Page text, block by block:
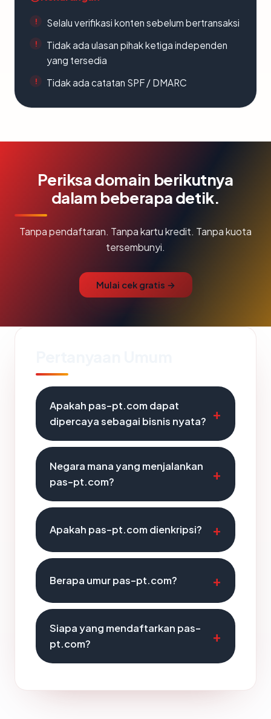
Selalu verifikasi konten sebelum bertransaksi
Tidak ada ulasan pihak ketiga independen
yang tersedia
Tidak ada catatan SPF / DMARC
Periksa domain berikutnya
dalam beberapa detik.
Tanpa pendaftaran. Tanpa kartu kredit. Tanpa kuota
tersembunyi.
Mulai cek gratis →
Apakah pas-pt.com dapat
dipercaya sebagai bisnis nyata?
Negara mana yang menjalankan
pas-pt.com?
Apakah pas-pt.com dienkripsi?
Berapa umur pas-pt.com?
Siapa yang mendaftarkan pas-
pt.com?